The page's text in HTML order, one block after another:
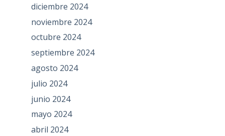
diciembre 2024
noviembre 2024
octubre 2024
septiembre 2024
agosto 2024
julio 2024
junio 2024
mayo 2024
abril 2024